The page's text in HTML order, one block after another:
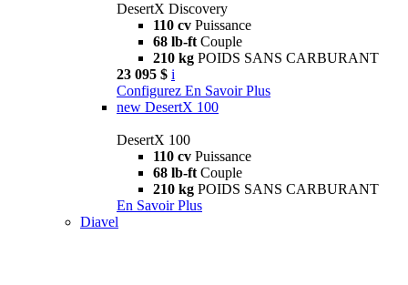
DesertX Discovery
110 cv Puissance
68 lb-ft Couple
210 kg POIDS SANS CARBURANT
23 095 $ i
Configurez En Savoir Plus
new DesertX 100
DesertX 100
110 cv Puissance
68 lb-ft Couple
210 kg POIDS SANS CARBURANT
En Savoir Plus
Diavel